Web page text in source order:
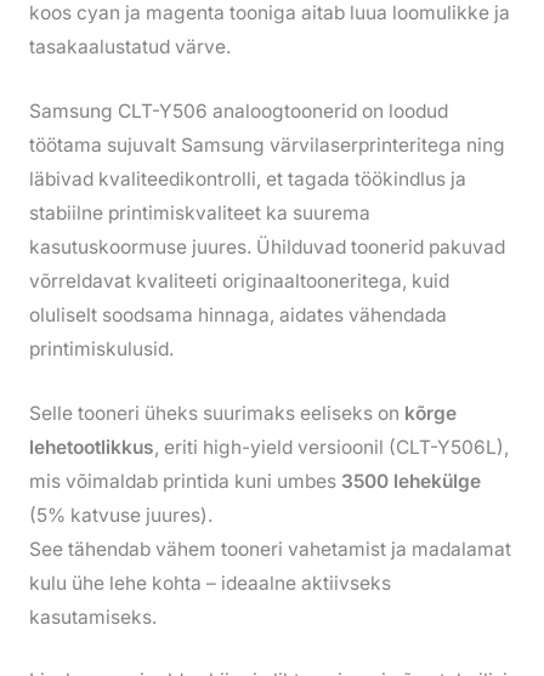
koos cyan ja magenta tooniga aitab luua loomulikke ja
tasakaalustatud värve.
Samsung CLT-Y506 analoogtoonerid on loodud
töötama sujuvalt Samsung värvilaserprinteritega ning
läbivad kvaliteedikontrolli, et tagada töökindlus ja
stabiilne printimiskvaliteet ka suurema
kasutuskoormuse juures. Ühilduvad toonerid pakuvad
võrreldavat kvaliteeti originaaltooneritega, kuid
oluliselt soodsama hinnaga, aidates vähendada
printimiskulusid.
Selle tooneri üheks suurimaks eeliseks on kõrge
lehetootlikkus, eriti high-yield versioonil (CLT-Y506L),
mis võimaldab printida kuni umbes 3500 lehekülge
(5% katvuse juures).
See tähendab vähem tooneri vahetamist ja madalamat
kulu ühe lehe kohta – ideaalne aktiivseks
kasutamiseks.